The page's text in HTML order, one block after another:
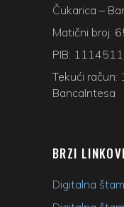
Čukarica –
Matični broj:
PIB:
Tekući
BancaIntesa
BRZI LINKOVI
Digitalna